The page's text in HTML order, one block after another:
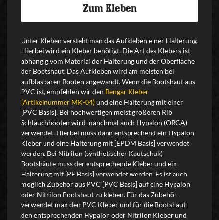
Zum Kleben
Unter Kleben versteht man das Aufkleben einer Halterung.
Hierbei wird ein Kleber benötigt. Die Art des Klebers ist
abhängig vom Material der Halterung und der Oberfläche
der Bootshaut. Das Aufkleben wird am meisten bei
aufblasbaren Booten angewandt. Wenn die Bootshaut aus
PVC ist, empfehlen wir den Bengar Kleber
(Artikelnummer MK-04)und eine Halterung mit einer
[PVC Basis]. Bei hochwertigen meist größeren Rib
Schlauchbooten wird manchmal auch Hypalon (ORCA)
verwendet. Hierbei muss dann entsprechend ein Hypalon
Kleber und eine Halterung mit [EPDM Basis] verwendet
werden. Bei Nitrilon (synthetischer Kautschuk)
Bootshäute muss der entsprechende Kleber und ein
Halterung mit [PE Basis] verwendet werden. Es ist auch
möglich Zubehör aus PVC [PVC Basis] auf eine Hypalon
oder Nitrilon Bootshaut zu kleben. Für das Zubehör
verwendet man den PVC Kleber und für die Bootshaut
den entsprechenden Hypalon oder Nitrilon Kleber und